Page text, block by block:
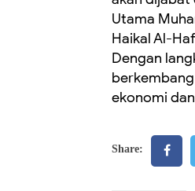
Utama
Haikal Al-
Dengan
ekonomi
Share: